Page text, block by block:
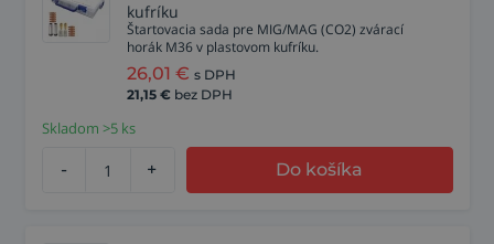
kufríku
Štartovacia sada pre MIG/MAG (CO2) zvárací
horák M36 v plastovom kufríku.
26,01 € s DPH
21,15 € bez DPH
Skladom >5 ks
- + Do košíka